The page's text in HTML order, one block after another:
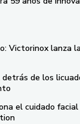
Victorinox lanza
de los
el cuidado